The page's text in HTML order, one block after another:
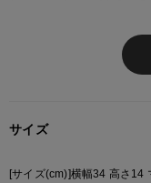
◆ざらざらした質感エ
◆内側にジップポケット
◆コントラスト パイピン
サイズ
[サイズ(cm)]横幅34 高さ14